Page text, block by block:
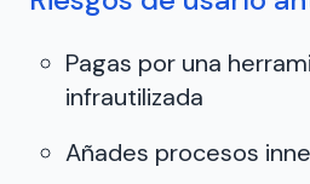
Pagas por una
infrautilizada
Añades procesos